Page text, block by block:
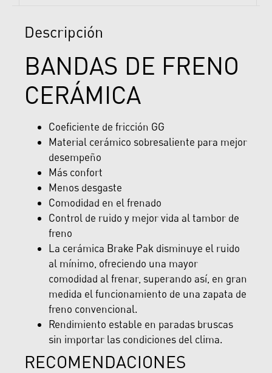
Descripción
BANDAS DE FRENO
CERÁMICA
Coeficiente de fricción GG
Material cerámico sobresaliente para mejor
desempeño
Más confort
Menos desgaste
Comodidad en el frenado
Control de ruido y mejor vida al tambor de
freno
La cerámica Brake Pak disminuye el ruido
al mínimo, ofreciendo una mayor
comodidad al frenar, superando así, en gran
medida el funcionamiento de una zapata de
freno convencional.
Rendimiento estable en paradas bruscas
sin importar las condiciones del clima.
RECOMENDACIONES